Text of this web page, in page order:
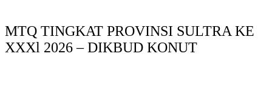
MTQ TINGKAT PROVINSI SULTRA KE
XXXl 2026 – DIKBUD KONUT